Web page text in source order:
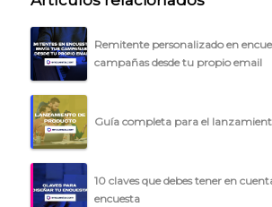
Remitente personalizado en
campañas desde tu propio email
Guía completa para el
10 claves que debes tener en
encuesta